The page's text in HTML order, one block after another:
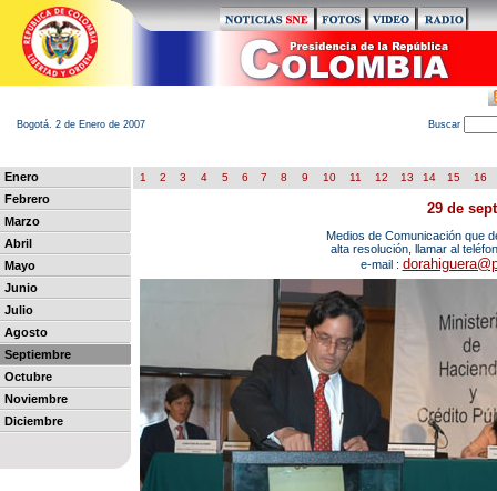
Bogotá. 2 de Enero de 2007 Buscar
Enero
Febrero
Marzo
Abril
Mayo
Junio
Julio
Agosto
Septiembre
Octubre
Noviembre
Diciembre
1 2 3 4 5 6 7 8 9 10 11 12 13 14 15 16
29 de
Medios de Comunicación que
alta resolución, llamar al
e-mail :